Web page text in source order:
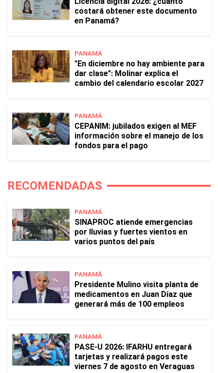
costará obtener este documento
en Panamá?
PANAMÁ
"En diciembre no hay ambiente para
dar clase": Molinar explica el
cambio del calendario escolar 2027
PANAMÁ
CEPANIM: jubilados exigen al MEF
información sobre el manejo de los
fondos para el pago
RECOMENDADAS
PANAMÁ
SINAPROC atiende emergencias
por lluvias y fuertes vientos en
varios puntos del país
PANAMÁ
Presidente Mulino visita planta de
medicamentos en Juan Díaz que
generará más de 100 empleos
PANAMÁ
PASE-U 2026: IFARHU entregará
tarjetas y realizará pagos este
viernes 7 de agosto en Veraguas